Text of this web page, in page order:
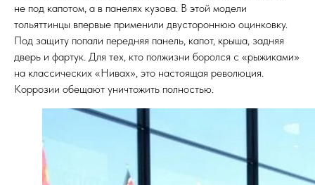
не под капотом, а в панелях кузова. В этой модели
тольяттинцы впервые применили двустороннюю оцинковку.
Под защиту попали передняя панель, капот, крыша, задняя
дверь и фартук. Для тех, кто полжизни боролся с «рыжиками»
на классических «Нивах», это настоящая революция.
Коррозии обещают уничтожить полностью.